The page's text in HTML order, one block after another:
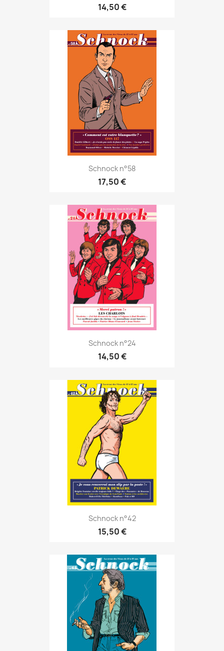
14,50 €
Schnock n°58
17,50 €
Schnock n°24
14,50 €
Schnock n°42
15,50 €